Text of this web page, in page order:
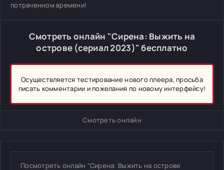
потраченном времени!
Смотреть онлайн "Сирена: Выжить на
острове (сериал 2023)" бесплатно
Осуществляется тестирование нового плеера, просьба
писать комментарии и пожелания по новому интерфейсу!
Смотреть онлайн
Посмотреть онлайн "Сирена: Выжить на острове